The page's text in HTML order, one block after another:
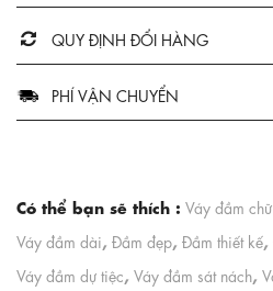
QUY ĐỊNH ĐỔI HÀNG
PHÍ VẬN CHUYỂN
Có thể bạn sẽ thích : Váy đầm
Váy đầm dài, Đầm đẹp, Đầm thiết kế,
Váy đầm dự tiệc, Váy đầm sát nách,